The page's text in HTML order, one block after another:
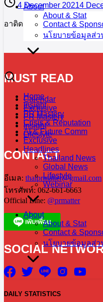
About
About & Stat
Contact &
นโยบายข้อมูลส่
Home
Insight
PR Mastery
Crisis & Reputation
AI & Future Comm
Exclusive
Headlines
Thailand News
Global News
Lifestyle
Webinar
About
About & Stat
Contact &
นโยบายข้อมูลส่
4 December 20214
อาดิดาส เปิดตัวคอลเลคชัน
MUST READ
Calendar
Exclusive
PR Mastery
Insight
Lifestyle
CONTACT
อีเมล: thaiprmatter@gmail.com
โทรศัพท์: 062-661-6663
Official Line: @prmatter
SOCIAL
DAILY STATISTICS